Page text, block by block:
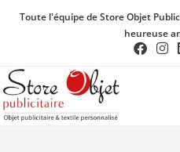
Toute l'équipe de Store Objet
heureuse